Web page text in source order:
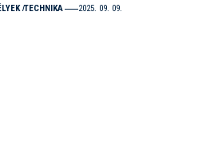
TECHNIKA 2025. 09. 09.